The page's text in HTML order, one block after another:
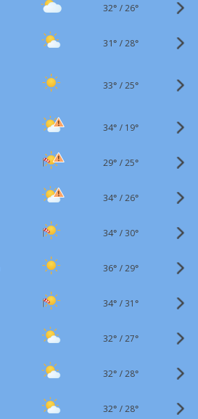
32° /26°
31° /28°
33° /25°
34° / 19°
29° /25°
34° /26°
34° /30°
36° /29°
34° /31°
32° /27°
32° /28°
32° /28°